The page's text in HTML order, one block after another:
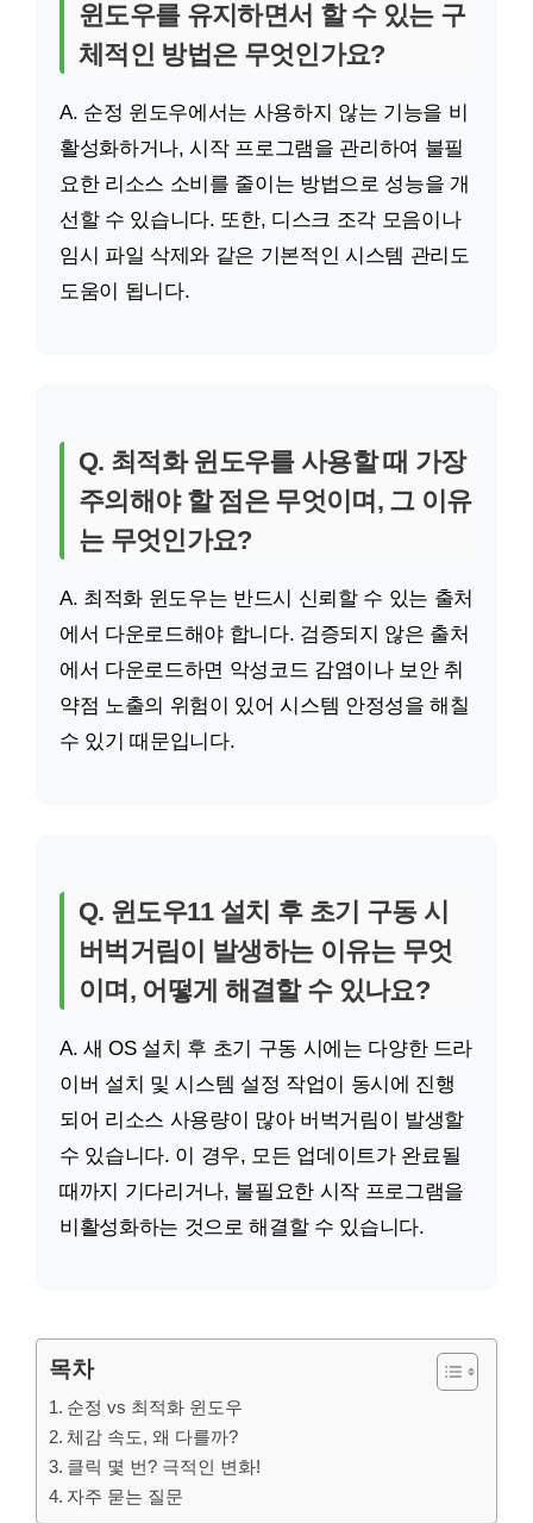
윈도우를 유지하면서 할 수 있는 구
체적인 방법은 무엇인가요?
A. 순정 윈도우에서는 사용하지 않는 기능을 비
활성화하거나, 시작 프로그램을 관리하여 불필
요한 리소스 소비를 줄이는 방법으로 성능을 개
선할 수 있습니다. 또한, 디스크 조각 모음이나
임시 파일 삭제와 같은 기본적인 시스템 관리도
도움이 됩니다.
Q. 최적화 윈도우를 사용할 때 가장
주의해야 할 점은 무엇이며, 그 이유
는 무엇인가요?
A. 최적화 윈도우는 반드시 신뢰할 수 있는 출처
에서 다운로드해야 합니다. 검증되지 않은 출처
에서 다운로드하면 악성코드 감염이나 보안 취
약점 노출의 위험이 있어 시스템 안정성을 해칠
수 있기 때문입니다.
Q. 윈도우11 설치 후 초기 구동 시
버벅거림이 발생하는 이유는 무엇
이며, 어떻게 해결할 수 있나요?
A. 새 OS 설치 후 초기 구동 시에는 다양한 드라
이버 설치 및 시스템 설정 작업이 동시에 진행
되어 리소스 사용량이 많아 버벅거림이 발생할
수 있습니다. 이 경우, 모든 업데이트가 완료될
때까지 기다리거나, 불필요한 시작 프로그램을
비활성화하는 것으로 해결할 수 있습니다.
목차
순정 vs 최적화 윈도우
체감 속도, 왜 다를까?
클릭 몇 번? 극적인 변화!
자주 묻는 질문